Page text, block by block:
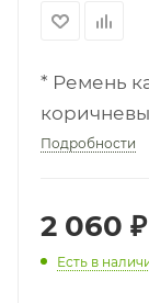
* Ремень
Подробности
2 060 ₽
Есть в